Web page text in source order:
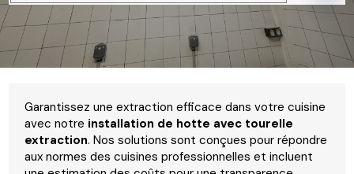
Garantissez une extraction efficace dans votre cuisine
avec notre installation de hotte avec tourelle
extraction. Nos solutions sont conçues pour répondre
aux normes des cuisines professionnelles et incluent